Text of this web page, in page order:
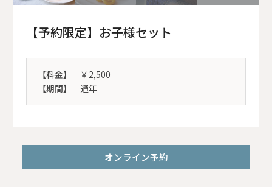
【予約限定】お子様セット
【料金】
￥2,500
【期間】
通年
オンライン予約